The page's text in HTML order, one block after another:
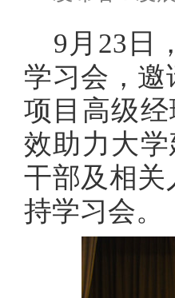
9 月 23 日
学习会，
项目高级
效助力大
干部及相关
持学习会。